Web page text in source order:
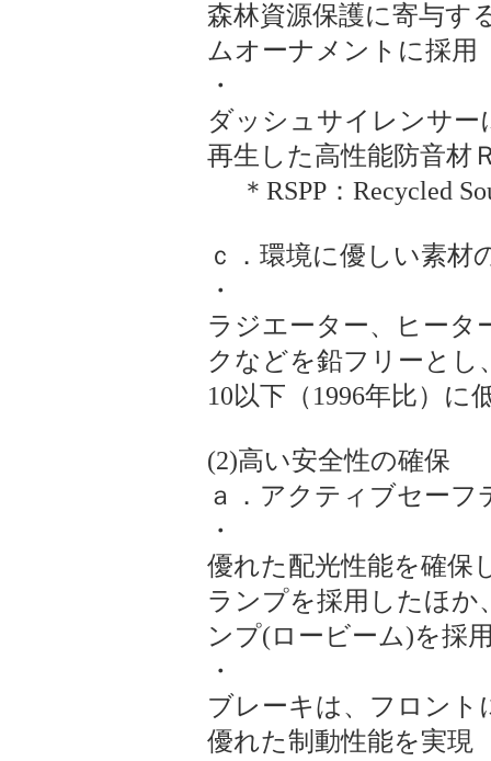
森林資源保護に寄与す
ムオーナメントに採用
・
ダッシュサイレンサ
再生した高性能防音材
＊RSPP：Recycled
ｃ．環境に優しい素材
・
ラジエーター、ヒータ
クなどを鉛フリーとし
10以下（1996年比）
(2)高い安全性の確保
ａ．アクティブセーフ
・
優れた配光性能を確保
ランプを採用したほ
ンプ(ロービーム)を採
・
ブレーキは、フロン
優れた制動性能を実現